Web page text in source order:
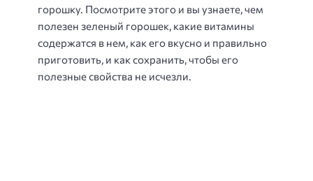
горошку. Посмотрите этого и вы узнаете, чем
полезен зеленый горошек, какие витамины
содержатся в нем, как его вкусно и правильно
приготовить, и как сохранить, чтобы его
полезные свойства не исчезли.